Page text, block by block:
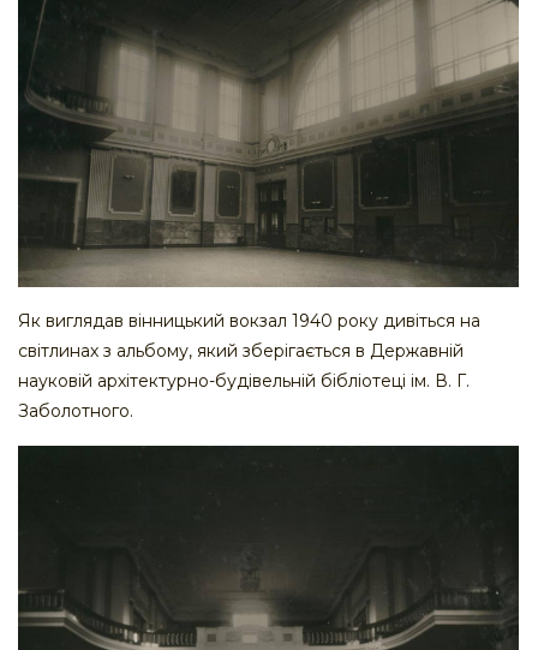
Як виглядав вінницький вокзал 1940 року дивіться на
світлинах з альбому, який зберігається в Державній
науковій архітектурно-будівельній бібліотеці ім. В. Г.
Заболотного.